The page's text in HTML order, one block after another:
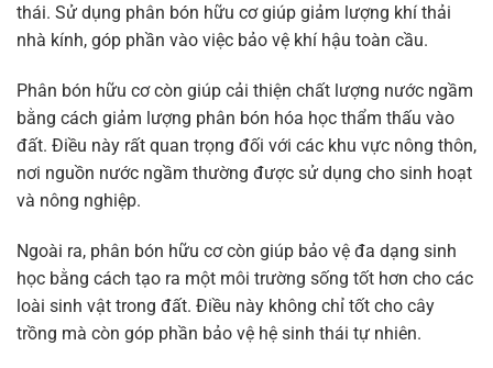
thái. Sử dụng phân bón hữu cơ giúp giảm lượng khí thải
nhà kính, góp phần vào việc bảo vệ khí hậu toàn cầu.
Phân bón hữu cơ còn giúp cải thiện chất lượng nước ngầm
bằng cách giảm lượng phân bón hóa học thẩm thấu vào
đất. Điều này rất quan trọng đối với các khu vực nông thôn,
nơi nguồn nước ngầm thường được sử dụng cho sinh hoạt
và nông nghiệp.
Ngoài ra, phân bón hữu cơ còn giúp bảo vệ đa dạng sinh
học bằng cách tạo ra một môi trường sống tốt hơn cho các
loài sinh vật trong đất. Điều này không chỉ tốt cho cây
trồng mà còn góp phần bảo vệ hệ sinh thái tự nhiên.